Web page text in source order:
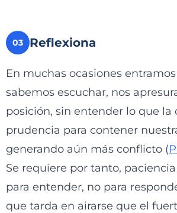
03 Reflexiona
En muchas ocasiones
sabemos escuchar, nos
posición, sin entender lo que
prudencia para contener
generando aún más conflicto (
Se requiere por tanto,
para entender, no para
que tarda en airarse que el